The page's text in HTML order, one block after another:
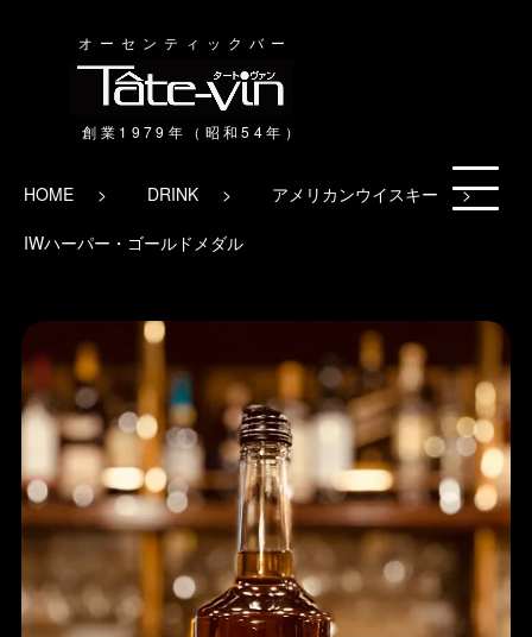
オーセンティックバー
HOME DRINK アメリカンウイスキー
IWハーパー・ゴールドメダル